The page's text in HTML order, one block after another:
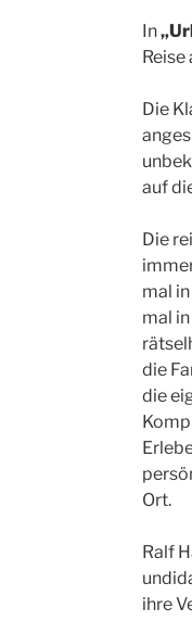
In
Die
auf
Die
mal
mal
die
die
Ort.
Ralf
ihre